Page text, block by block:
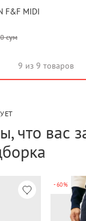
F&F MIDI
сум
9 из 9 товаров
что вас
-60%